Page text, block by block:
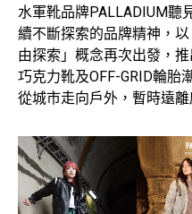
水軍靴品牌PALLADIUM聽
續不斷探索的品牌精神，以
由探索」概念再次出發，
巧克力靴及OFF-GRID輪胎
從城市走向戶外，暫時遠